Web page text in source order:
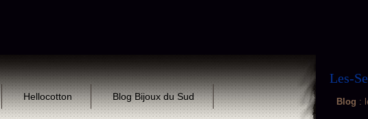
Hellocotton Blog Bijoux du Sud
Les-
Blog :